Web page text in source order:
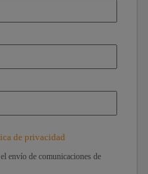
de privacidad
envío de comunicaciones de